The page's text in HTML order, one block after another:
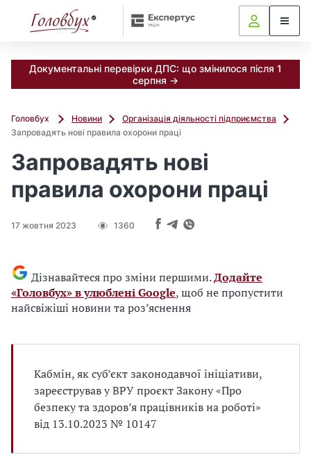
Документальні перевірки ДПС: що змінилося після 1
серпня →
Головбух Новини
Організація діяльності підприємства
Запровадять нові правила охорони праці
Запровадять нові
правила охорони праці
17 жовтня 2023 1360
Дізнавайтеся про зміни першими.Додайте
«Головбух» в улюблені Google, щоб не пропустити
найсвіжіші новини та роз’яснення
Кабмін, як суб’єкт законодавчої ініціативи,
зареєстрував у ВРУ проєкт Закону «Про
безпеку та здоров’я працівників на роботі»
від 13.10.2023 № 10147